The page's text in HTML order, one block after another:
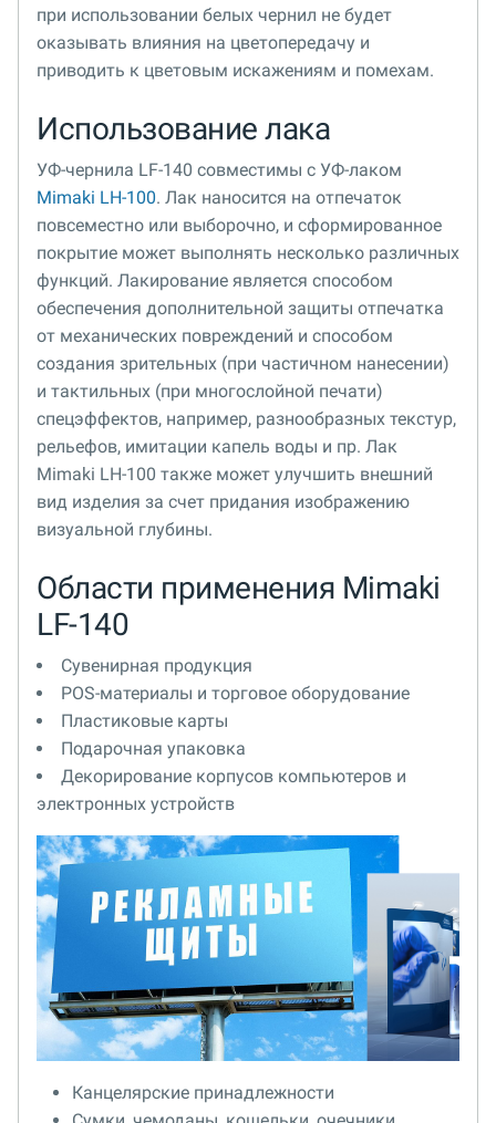
при использовании белых чернил не будет
оказывать влияния на цветопередачу и
приводить к цветовым искажениям и помехам.
Использование лака
УФ-чернила LF-140 совместимы с УФ-лаком
Mimaki LH-100. Лак наносится на отпечаток
повсеместно или выборочно, и сформированное
покрытие может выполнять несколько различных
функций. Лакирование является способом
обеспечения дополнительной защиты отпечатка
от механических повреждений и способом
создания зрительных (при частичном нанесении)
и тактильных (при многослойной печати)
спецэффектов, например, разнообразных текстур,
рельефов, имитации капель воды и пр. Лак
Mimaki LH-100 также может улучшить внешний
вид изделия за счет придания изображению
визуальной глубины.
Области применения Mimaki
LF-140
Сувенирная продукция
POS-материалы и торговое оборудование
Пластиковые карты
Подарочная упаковка
Декорирование корпусов компьютеров и
электронных устройств
Канцелярские принадлежности